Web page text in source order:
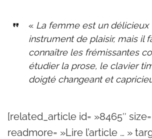
« La femme est un délicieux
instrument de plaisir, mais il
connaître les frémissantes
étudier la prose, le clavier
doigté changeant et
[related_article id= »8465″
readmore= »Lire l’article … »